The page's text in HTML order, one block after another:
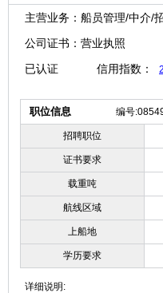
主营业务：船员管理/中介/
公司证书：营业执照
已认证 信用指数：
职位信息 编号
招聘职位
证书要求
载重吨
航线区域
上船地
学历要求
详细说明: